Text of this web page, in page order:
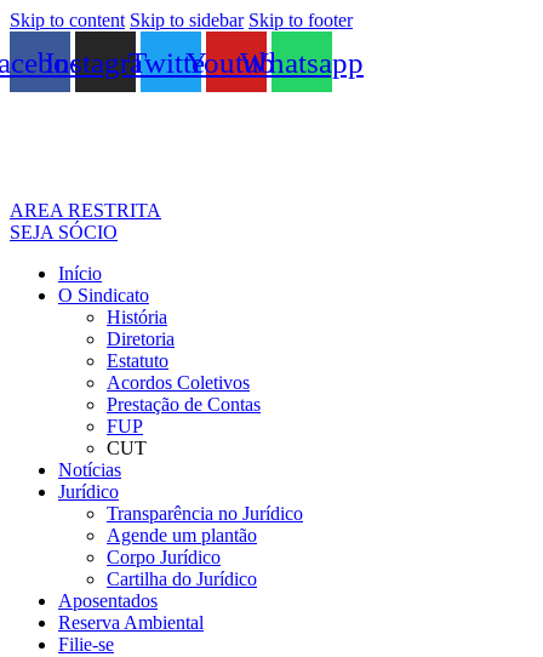
Skip to content Skip to sidebar Skip to footer
InstagramTwitterYoutubeWhatsapp
AREA RESTRITA
SEJA SÓCIO
Início
O Sindicato
História
Diretoria
Estatuto
Acordos Coletivos
Prestação de Contas
FUP
CUT
Notícias
Jurídico
Transparência no Jurídico
Agende um plantão
Corpo Jurídico
Cartilha do Jurídico
Aposentados
Reserva Ambiental
Filie-se